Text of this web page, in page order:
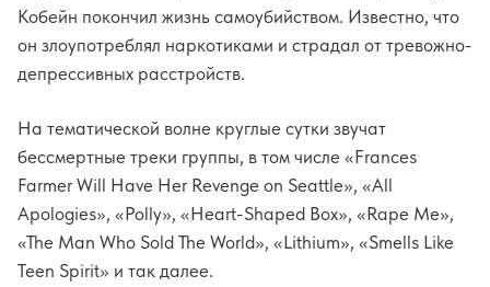
Кобейн покончил жизнь самоубийством. Известно, что
он злоупотреблял наркотиками и страдал от тревожно-
депрессивных расстройств.
На тематической волне круглые сутки звучат
бессмертные треки группы, в том числе «Frances
Farmer Will Have Her Revenge on Seattle», «All
Apologies», «Polly», «Heart-Shaped Box», «Rape Me»,
«The Man Who Sold The World», «Lithium», «Smells Like
Teen Spirit» и так далее.